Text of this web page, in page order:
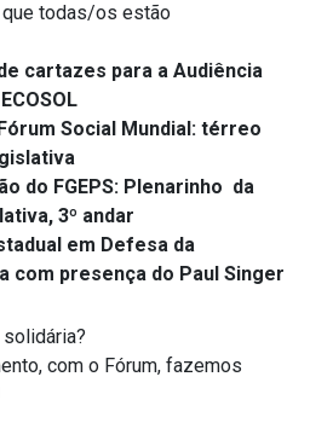
que todas/os estão
cartazes para a Audiência
Social Mundial: térreo
do FGEPS: Plenarinho da
3º andar
em Defesa da
com presença do Paul Singer
com o Fórum, fazemos